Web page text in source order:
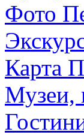
Фото
Карта
Музеи,